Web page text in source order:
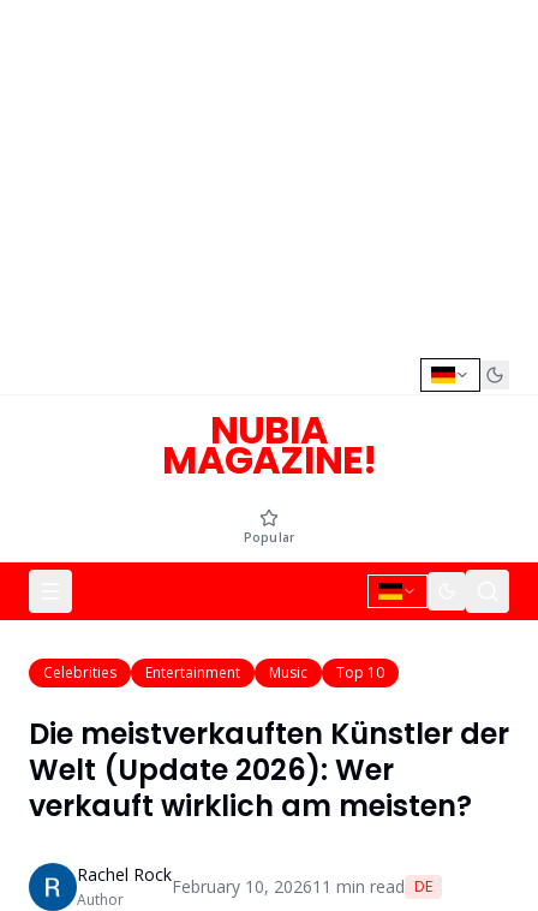
NUBIA
MAGAZINE!
Popular
Celebrities Entertainment Music Top 10
Die meistverkauften Künstler der
Welt (Update 2026): Wer
verkauft wirklich am meisten?
Rachel Rock
Author
February 10, 202611 min read DE